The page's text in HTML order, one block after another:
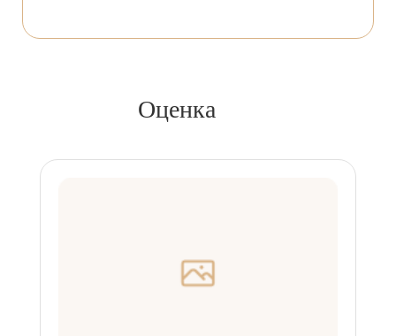
Оценка